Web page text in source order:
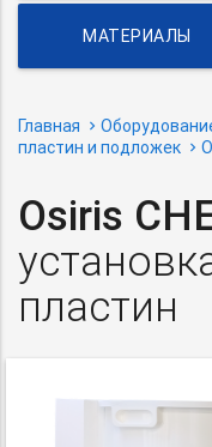
МАТЕРИАЛЫ
Главная
пластин и подложек
Osiris
пластин